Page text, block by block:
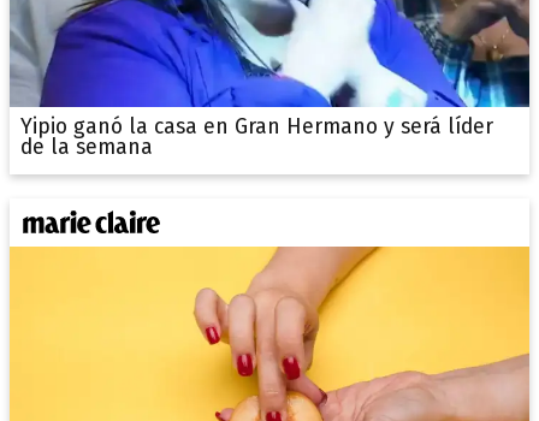
Yipio ganó la casa en Gran Hermano y será líder
de la semana